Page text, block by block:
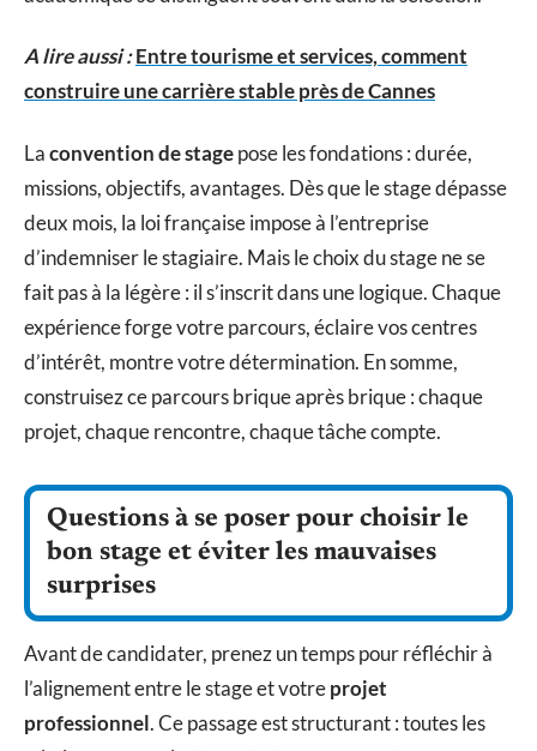
A lire aussi :Entre tourisme et services, comment
construire une carrière stable près de Cannes
Laconvention de stagepose les fondations : durée,
missions, objectifs, avantages. Dès que le stage dépasse
deux mois, la loi française impose à l’entreprise
d’indemniser le stagiaire. Mais le choix du stage ne se
fait pas à la légère : il s’inscrit dans une logique. Chaque
expérience forge votre parcours, éclaire vos centres
d’intérêt, montre votre détermination. En somme,
construisez ce parcours brique après brique : chaque
projet, chaque rencontre, chaque tâche compte.
Questions à se poser pour choisir le
bon stage et éviter les mauvaises
surprises
Avant de candidater, prenez un temps pour réfléchir à
l’alignement entre le stage et votreprojet
professionnel. Ce passage est structurant : toutes les